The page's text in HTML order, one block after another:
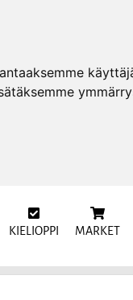
KIELIOPPI MARKET